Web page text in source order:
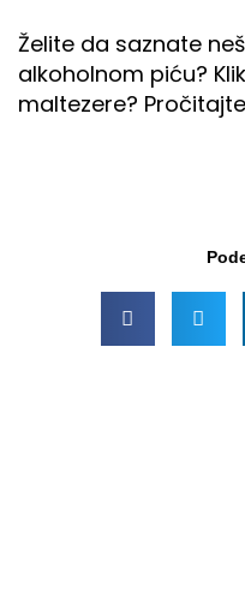
Želite da saznate
alkoholnom piću?
maltezere?